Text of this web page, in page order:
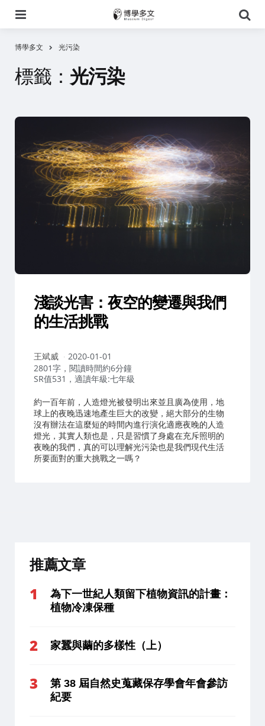
尋
博學多文 光污染
標籤： 光污染
淺談光害：夜空的變遷與我們
的生活挑戰
作
者：
王斌威
2020-01-01
2801字，閱讀時間約6分鐘
SR值531，適讀年級:七年級
約一百年前，人造燈光被發明出來並且廣為使用，地
球上的夜晚迅速地產生巨大的改變，絕大部分的生物
沒有辦法在這麼短的時間內進行演化適應夜晚的人造
燈光，其實人類也是，只是習慣了身處在充斥照明的
夜晚的我們，真的可以理解光污染也是我們現代生活
所要面對的重大挑戰之一嗎？
推薦文章
為下一世紀人類留下植物資訊的計畫：
植物冷凍保種
家蠶與繭的多樣性（上）
第 38 屆自然史蒐藏保存學會年會參訪
紀要